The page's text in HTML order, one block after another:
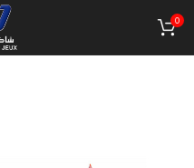
0